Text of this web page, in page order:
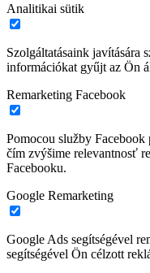
Analitikai sütik
Szolgáltatásaink javítására
információkat gyűjt az Ön
Remarketing Facebook
Pomocou služby
čím zvýšime relevantnosť
Facebooku.
Google Remarketing
Google Ads segítségével
segítségével Ön célzott